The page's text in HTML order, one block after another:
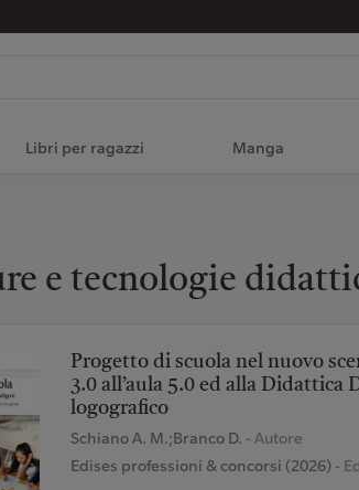
Libri per ragazzi Manga
e tecnologie
Progetto di scuola nel nuovo
3.0 all’aula 5.0 ed alla
logografico
Schiano A. M.;Branco D. - Autore
Edises professioni & concorsi (2026)-